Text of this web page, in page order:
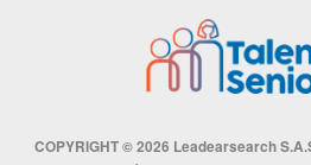
COPYRIGHT © 2026 Leadearsearch